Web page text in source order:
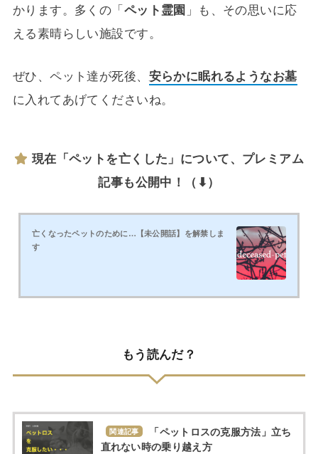
かります。多くの「ペット霊園 」も、その思いに応
える素晴らしい施設です。
ぜひ、ペット達が死後、 安らかに眠れるようなお墓
に入れてあげてくださいね。
現在「ペットを亡くした」について、プレミアム
記事も公開中！（⬇）
亡くなったペットのために…【未公開話】を解禁しま
す
もう読んだ？
関連記事
「ペットロスの克服方法」立ち
直れない時の乗り越え方